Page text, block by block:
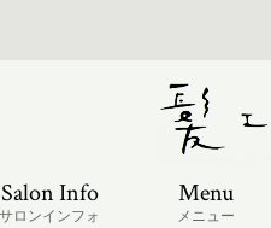
Salon Info
サロンインフォ
Menu
メニュー